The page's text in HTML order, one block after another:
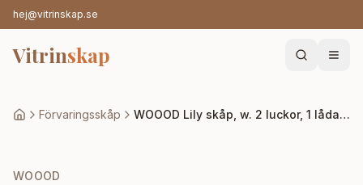
hej@vitrinskap.se
Vitrinskap
Förvaringsskåp WOOOD Lily skåp, w. 2 luckor, 1 låda och två hyllplan - varmgrå furu
WOOOD